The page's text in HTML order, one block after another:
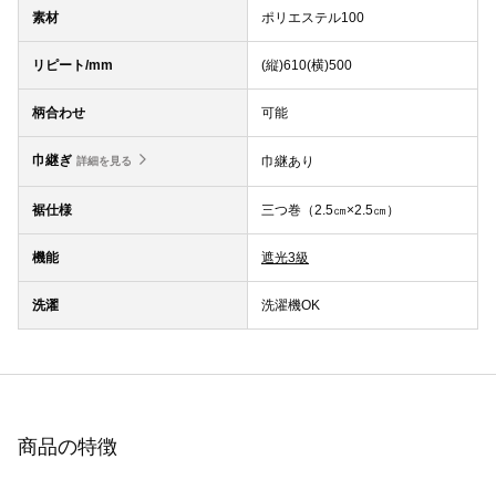
素材 ポリエステル100
リピート/mm (縦)610(横)500
柄合わせ 可能
巾継ぎ 詳細を見る 巾継あり
裾仕様 三つ巻（2.5㎝×2.5㎝）
機能 遮光3級
洗濯 洗濯機OK
商品の特徴